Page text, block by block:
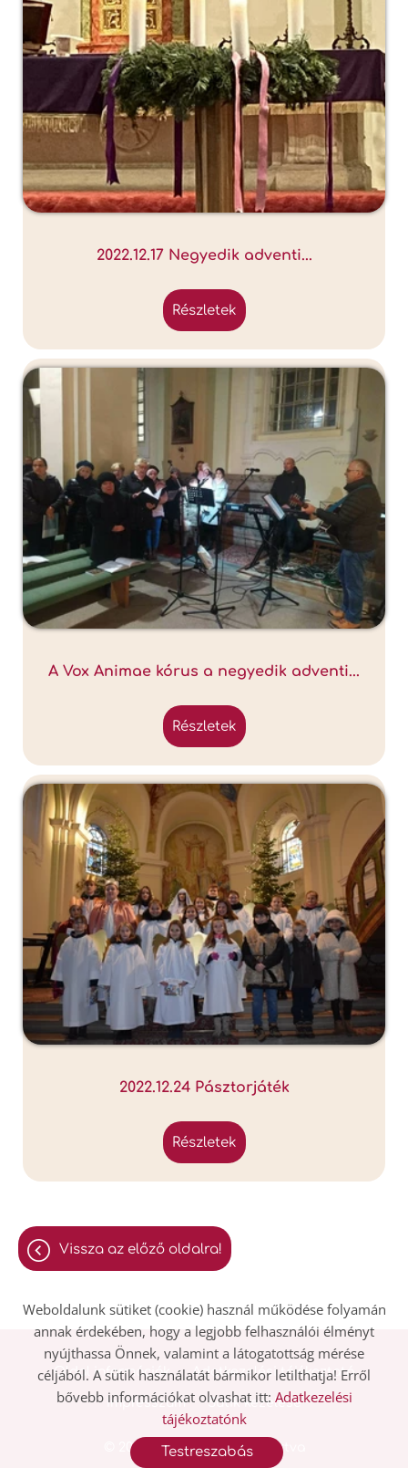
2022.12.17 Negyedik adventi...
részletek
A Vox Animae kórus a negyedik adventi...
részletek
2022.12.24 Pásztorjáték
részletek
vissza az előző oldalra!
© 2026 - Minden jog fenntartva
Oldal információk Adatkezelési tájékoztató
Impresszum Sütik kezelése
Testreszabás
Weboldalunk sütiket (cookie) használ működése folyamán
annak érdekében, hogy a legjobb felhasználói élményt
nyújthassa Önnek, valamint a látogatottság mérése
céljából. A sütik használatát bármikor letilthatja! Erről
bővebb információkat olvashat itt: Adatkezelési
tájékoztatónk